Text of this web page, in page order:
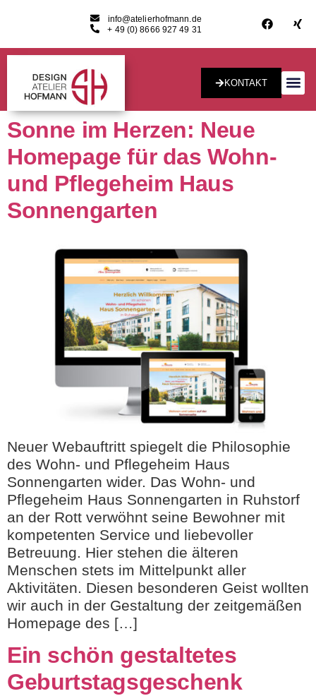
info@atelierhofmann.de
+ 49 (0) 8666 927 49 31
KONTAKT
Sonne im Herzen: Neue
Homepage für das Wohn-
und Pflegeheim Haus
Sonnengarten
Neuer Webauftritt spiegelt die Philosophie
des Wohn- und Pflegeheim Haus
Sonnengarten wider. Das Wohn- und
Pflegeheim Haus Sonnengarten in Ruhstorf
an der Rott verwöhnt seine Bewohner mit
kompetenten Service und liebevoller
Betreuung. Hier stehen die älteren
Menschen stets im Mittelpunkt aller
Aktivitäten. Diesen besonderen Geist wollten
wir auch in der Gestaltung der zeitgemäßen
Homepage des […]
Ein schön gestaltetes
Geburtstagsgeschenk